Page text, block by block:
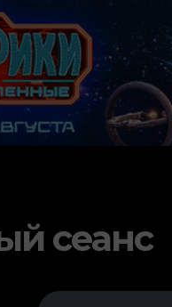
сеанс